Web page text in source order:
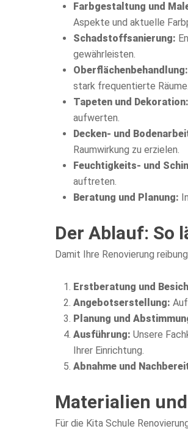
Farbgestaltung und
Aspekte und aktuelle
Schadstoffsanierung:
gewährleisten.
Oberflächenbehandlung:
stark frequentierte Räume.
Tapeten und Dekoration:
aufwerten.
Decken- und
Raumwirkung zu erzielen.
Feuchtigkeits- und
auftreten.
Beratung und Planung:
Der Ablauf: So
Damit Ihre Renovierung
Erstberatung und
Angebotserstellung:
Planung und
Ausführung: Unsere
Ihrer Einrichtung.
Abnahme und
Materialien
Für die Kita Schule